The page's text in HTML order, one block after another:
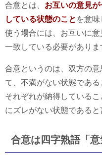
合意とは、 お互いの意見
している状態のこと を意
使う場合には、お互いに
一致している必要がありま
合意というのは、双方の
て、不満がない状態である
それぞれが納得している
にズレがない状態であると
合意は四字熟語「